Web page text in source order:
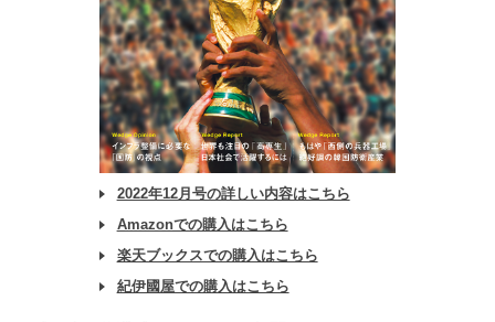
2022年12月号の詳しい内容はこちら
Amazonでの購入はこちら
楽天ブックスでの購入はこちら
紀伊國屋での購入はこちら